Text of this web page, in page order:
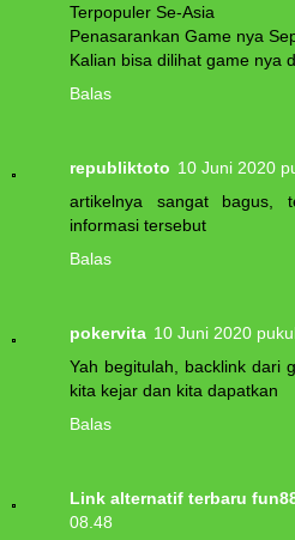
Terpopuler Se-Asia
Penasarankan Game nya
Kalian bisa dilihat game nya
Balas
republiktoto 10 Juni 2020
artikelnya sangat bagus,
informasi tersebut
Balas
pokervita 10 Juni 2020
Yah begitulah, backlink dari
kita kejar dan kita dapatkan
Balas
Link alternatif terbaru
08.48